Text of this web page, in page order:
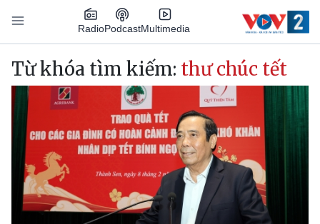
Nhảy đến nội dung
RadioPodcastMultimedia
Main navigation
Từ khóa tìm kiếm: thư chúc tết